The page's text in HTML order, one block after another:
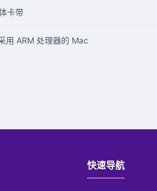
卡带
用 ARM 处理器的 Mac
快速导航